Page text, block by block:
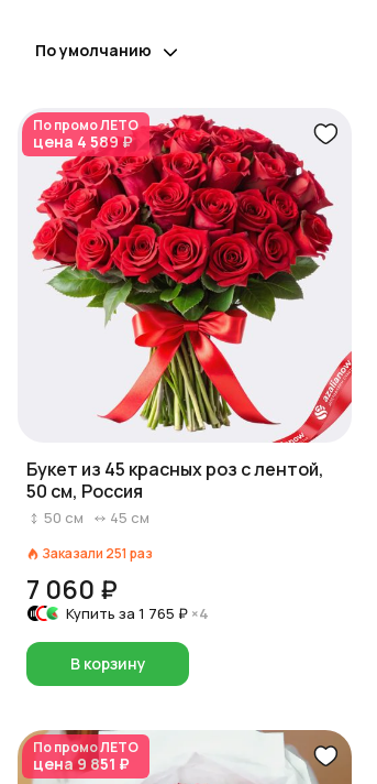
По умолчанию
По промоЛЕТО
цена 4 589 ₽
Букет из 45 красных роз с лентой,
50 см, Россия
50 см 45 см
Заказали 251 раз
7 060 ₽
Купить за 1 765 ₽ ×4
В корзину
По промоЛЕТО
цена9 851 ₽